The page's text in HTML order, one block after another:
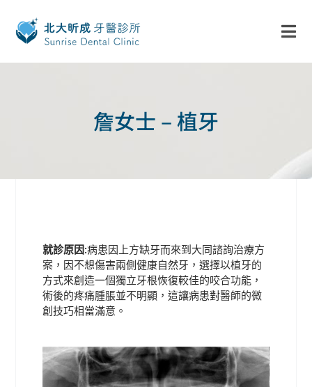
詹女士 – 植牙
就診原因:病患因上方缺牙而來到大同諮詢治療方
案，因不想傷害兩側健康自然牙，選擇以植牙的
方式來創造一個獨立牙根恢復較佳的咬合功能，
術後的疼痛腫脹並不明顯，這讓病患對醫師的微
創技巧相當滿意。